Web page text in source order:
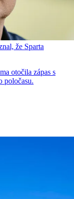
že Sparta
otočila zápas s
poločasu.